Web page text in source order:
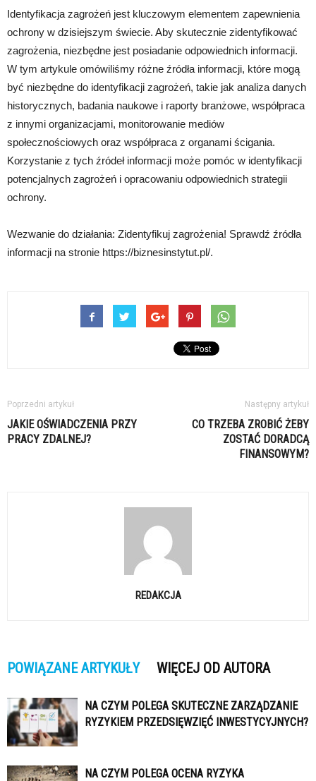
Identyfikacja zagrożeń jest kluczowym elementem zapewnienia
ochrony w dzisiejszym świecie. Aby skutecznie zidentyfikować
zagrożenia, niezbędne jest posiadanie odpowiednich informacji.
W tym artykule omówiliśmy różne źródła informacji, które mogą
być niezbędne do identyfikacji zagrożeń, takie jak analiza danych
historycznych, badania naukowe i raporty branżowe, współpraca
z innymi organizacjami, monitorowanie mediów
społecznościowych oraz współpraca z organami ścigania.
Korzystanie z tych źródeł informacji może pomóc w identyfikacji
potencjalnych zagrożeń i opracowaniu odpowiednich strategii
ochrony.
Wezwanie do działania: Zidentyfikuj zagrożenia! Sprawdź źródła
informacji na stronie https://biznesinstytut.pl/.
Poprzedni artykuł
JAKIE OŚWIADCZENIA PRZY
PRACY ZDALNEJ?
Następny artykuł
CO TRZEBA ZROBIĆ ŻEBY
ZOSTAĆ DORADCĄ
FINANSOWYM?
REDAKCJA
POWIĄZANE ARTYKUŁY WIĘCEJ OD AUTORA
NA CZYM POLEGA SKUTECZNE ZARZĄDZANIE
RYZYKIEM PRZEDSIĘWZIĘĆ INWESTYCYJNYCH?
NA CZYM POLEGA OCENA RYZYKA